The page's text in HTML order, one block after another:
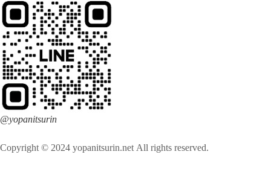
@yopanitsurin
Copyright © 2024 yopanitsurin.net All rights reserved.